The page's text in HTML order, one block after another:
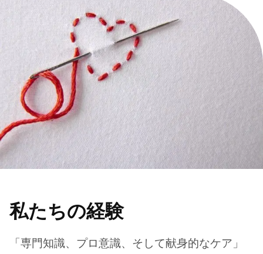
私たちの経験
「専門知識、プロ意識、そして献身的なケア」